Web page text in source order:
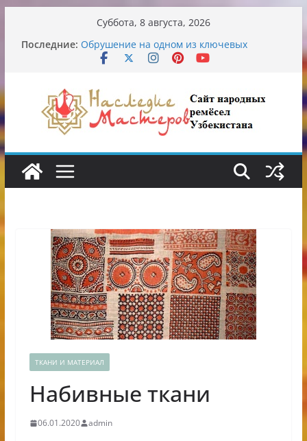
содержимому
Суббота, 8 августа, 2026
Последние: Обрушение на одном из ключевых
перекрёстков Ташкента: перекрыт
символика и происхождение
Аэропорт Ташкента переедет после 2030
года
Опасная диета Алины Загитовой
От знахарей до университетских клиник
ТКАНИ И МАТЕРИАЛ
Набивные ткани
06.01.2020 admin